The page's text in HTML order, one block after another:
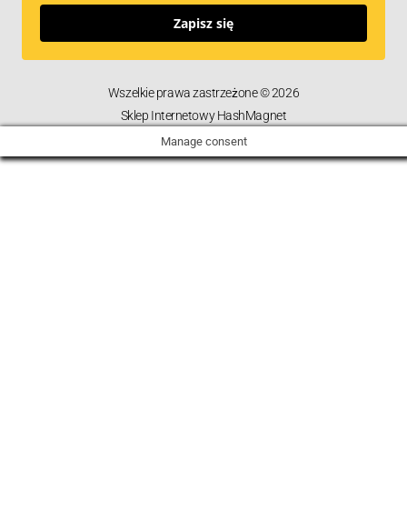
Zapisz się
Wszelkie prawa zastrzeżone © 2026
Sklep Internetowy HashMagnet
Manage consent